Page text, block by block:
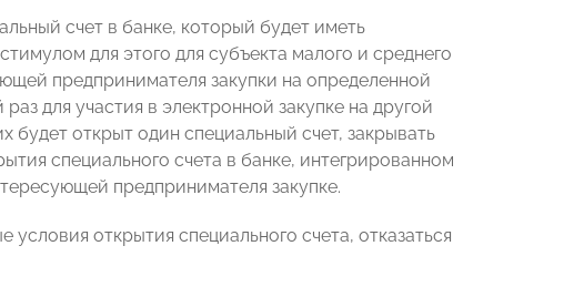
счет в банке, который будет иметь
для этого для субъекта малого и среднего
предпринимателя закупки на определенной
для участия в электронной закупке на другой
будет открыт один специальный счет, закрывать
специального счета в банке, интегрированном
предпринимателя закупке.
открытия специального счета, отказаться